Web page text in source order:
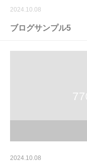
2024.10.08
ブログサンプル5
2024.10.08